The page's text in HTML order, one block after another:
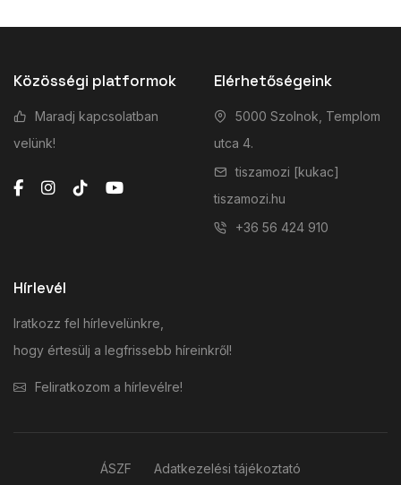
Közösségi platformok
Maradj kapcsolatban
velünk!
Elérhetőségeink
5000 Szolnok, Templom
utca 4.
tiszamozi [kukac]
tiszamozi.hu
+36 56 424 910
Hírlevél
Iratkozz fel hírlevelünkre,
hogy értesülj a legfrissebb híreinkről!
Feliratkozom a hírlevélre!
ÁSZF Adatkezelési tájékoztató